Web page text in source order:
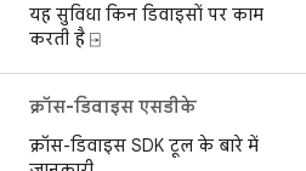
यह सुविधा किन डिवाइसों पर काम
करती है ⍈
क्रॉस-डिवाइस एसडीके
क्रॉस-डिवाइस SDK टूल के बारे में